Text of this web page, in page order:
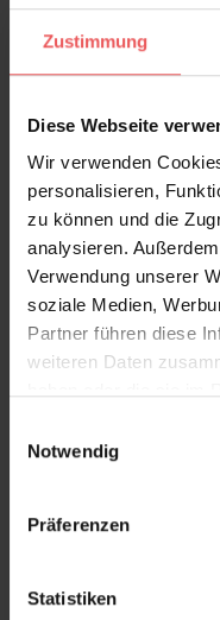
Zustimmung
Diese Webseite
Wir verwenden
personalisieren,
zu können und die
analysieren.
Verwendung unserer
soziale Medien,
Partner führen diese
weiteren Daten
Notwendig
Präferenzen
Statistiken
FAQ
Sie haben Fragen zum
Frage stellen